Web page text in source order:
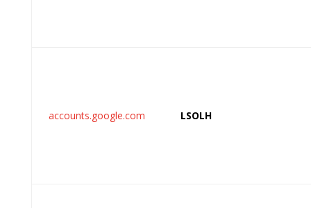
accounts.google.com LSOLH